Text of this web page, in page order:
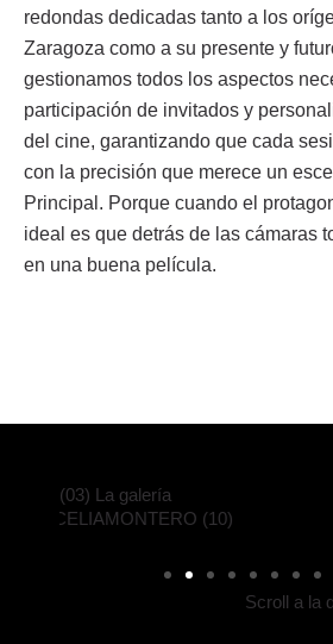
redondas dedicadas tanto a los
Zaragoza como a su presente y
gestionamos todos los aspectos
participación de invitados y
del cine, garantizando que cada
con la precisión que merece un
Principal. Porque cuando el
ideal es que detrás de las cámaras
en una buena película.
(03) La galería
Scroll a la